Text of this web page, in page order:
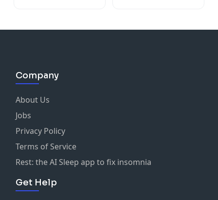
Company
About Us
Jobs
Privacy Policy
Terms of Service
Rest: the AI Sleep app to fix insomnia
Get Help